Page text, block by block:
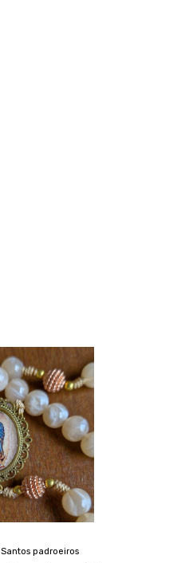
Santos padroeiros